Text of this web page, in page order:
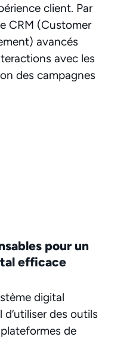
client. Par
CRM (Customer
avancés
avec les
des campagnes
pour un
efficace
digital
des outils
de